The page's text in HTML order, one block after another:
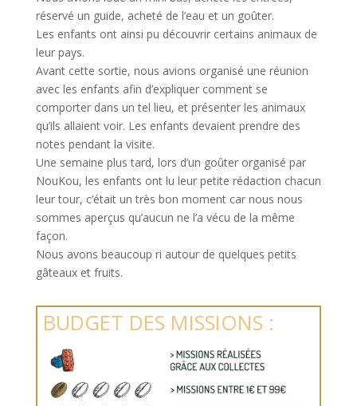
réservé un guide, acheté de l’eau et un goûter.
Les enfants ont ainsi pu découvrir certains animaux de
leur pays.
Avant cette sortie, nous avions organisé une réunion
avec les enfants afin d’expliquer comment se
comporter dans un tel lieu, et présenter les animaux
qu’ils allaient voir. Les enfants devaient prendre des
notes pendant la visite.
Une semaine plus tard, lors d’un goûter organisé par
NouKou, les enfants ont lu leur petite rédaction chacun
leur tour, c’était un très bon moment car nous nous
sommes aperçus qu’aucun ne l’a vécu de la même
façon.
Nous avons beaucoup ri autour de quelques petits
gâteaux et fruits.
BUDGET DES MISSIONS :